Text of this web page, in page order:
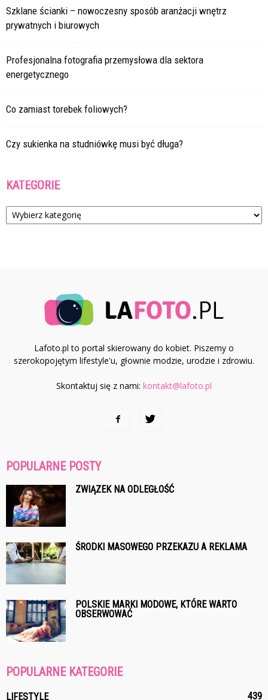
Szklane ścianki – nowoczesny sposób aranżacji wnętrz
prywatnych i biurowych
Profesjonalna fotografia przemysłowa dla sektora
energetycznego
Co zamiast torebek foliowych?
Czy sukienka na studniówkę musi być długa?
KATEGORIE
Kategorie
Lafoto.pl to portal skierowany do kobiet. Piszemy o
szerokopojętym lifestyle'u, głownie modzie, urodzie i zdrowiu.
Skontaktuj się z nami: kontakt@lafoto.pl
POPULARNE POSTY
ZWIĄZEK NA ODLEGŁOŚĆ
ŚRODKI MASOWEGO PRZEKAZU A REKLAMA
POLSKIE MARKI MODOWE, KTÓRE WARTO
OBSERWOWAĆ
POPULARNE KATEGORIE
LIFESTYLE 439